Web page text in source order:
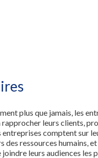
plus que jamais, les
leurs clients,
comptent sur
des ressources humains,
leurs audiences les